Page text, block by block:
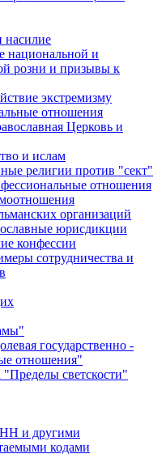
насилие
национальной и
розни и призывы к
экстремизму
отношения
Церковь и
и ислам
религии против "сект"
отношения
организаций
юрисдикции
конфессии
сотрудничества и
государственно -
отношения"
"Пределы светскости"
и другими
кодами